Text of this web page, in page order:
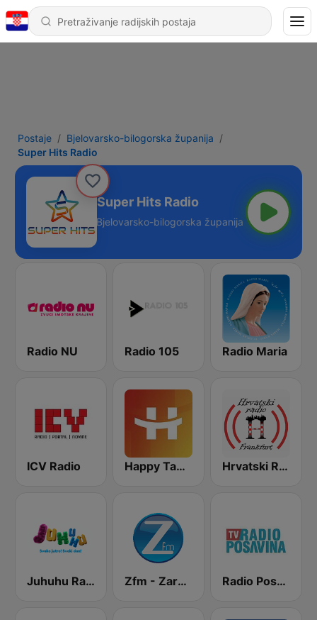
Postaje
Bjelovarsko-bilogorska županija
Super Hits Radio
Super Hits Radio
Bjelovarsko-bilogorska županija - Online
Radio NU Radio 105 Radio Maria
ICV Radio Happy Tambura Hrvatski Radio Frankfurt
Juhuhu Radio Zfm - Zarazno Dobar Radio Radio Posavina